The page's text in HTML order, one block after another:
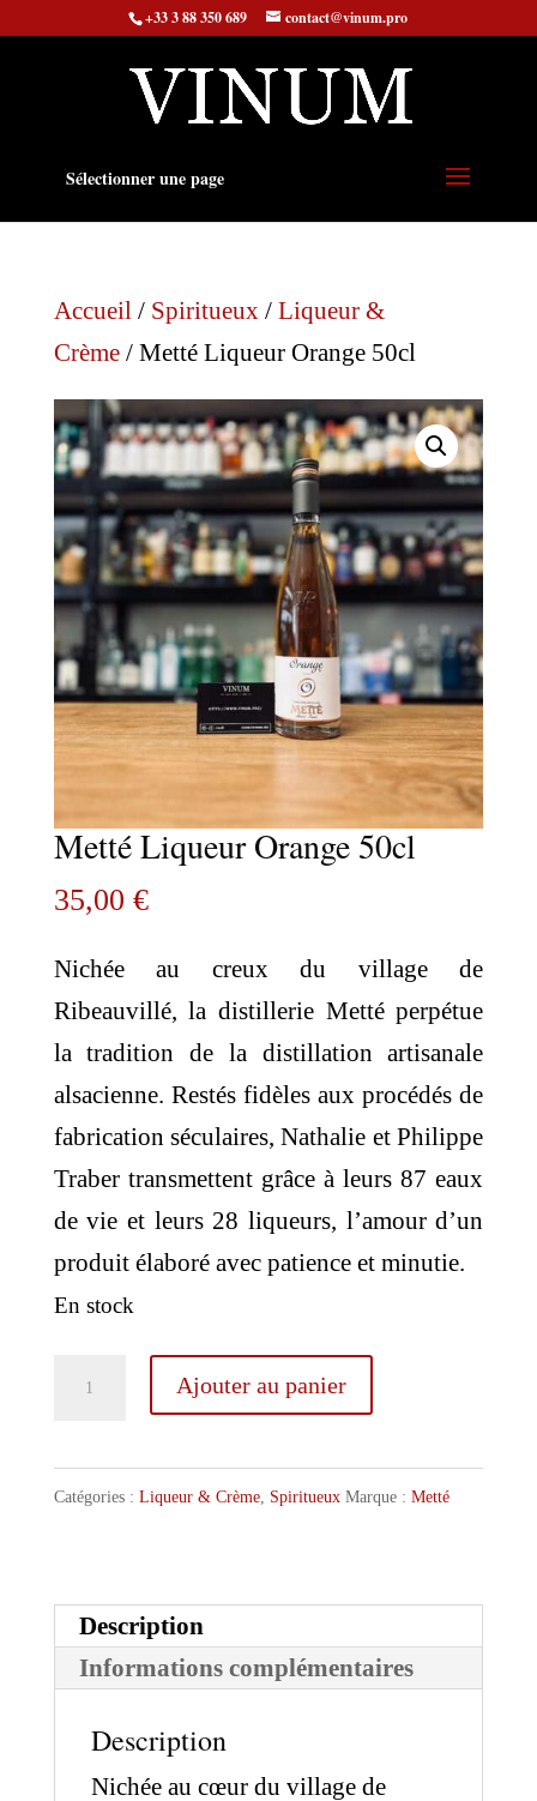
+33 3 88 350 689 contact@vinum.pro
Sélectionner une page
Accueil/ Spiritueux/ Liqueur &
Crème/ Metté Liqueur Orange 50cl
Metté Liqueur Orange 50cl
35,00 €
Nichée au creux du village de
Ribeauvillé, la distillerie Metté perpétue
la tradition de la distillation artisanale
alsacienne. Restés fidèles aux procédés de
fabrication séculaires, Nathalie et Philippe
Traber transmettent grâce à leurs 87 eaux
de vie et leurs 28 liqueurs, l’amour d’un
produit élaboré avec patience et minutie.
En stock
quantité
Liqueur
Ajouter au panier
Catégories : Liqueur & Crème, Spiritueux Marque : Metté
Description
Informations complémentaires
Description
Nichée au cœur du village de